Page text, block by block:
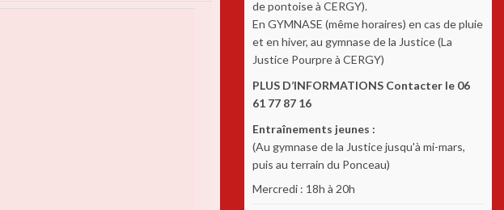
de pontoise à CERGY).
En GYMNASE (même horaires) en cas de pluie
et en hiver, au gymnase de la Justice (La
Justice Pourpre à CERGY)
PLUS D’INFORMATIONS Contacter le 06
61 77 87 16
Entraînements jeunes :
(Au gymnase de la Justice jusqu'à mi-mars,
puis au terrain du Ponceau)
Mercredi : 18h à 20h